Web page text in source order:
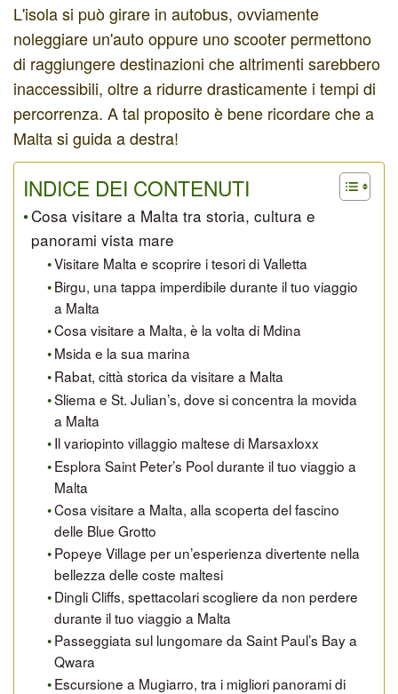
L'isola si può girare in autobus, ovviamente
noleggiare un'auto oppure uno scooter permettono
di raggiungere destinazioni che altrimenti sarebbero
inaccessibili, oltre a ridurre drasticamente i tempi di
percorrenza. A tal proposito è bene ricordare che a
Malta si guida a destra!
INDICE DEI CONTENUTI
Cosa visitare a Malta tra storia, cultura e
panorami vista mare
Visitare Malta e scoprire i tesori di Valletta
Birgu, una tappa imperdibile durante il tuo viaggio
a Malta
Cosa visitare a Malta, è la volta di Mdina
Msida e la sua marina
Rabat, città storica da visitare a Malta
Sliema e St. Julian’s, dove si concentra la movida
a Malta
Il variopinto villaggio maltese di Marsaxloxx
Esplora Saint Peter’s Pool durante il tuo viaggio a
Malta
Cosa visitare a Malta, alla scoperta del fascino
delle Blue Grotto
Popeye Village per un’esperienza divertente nella
bellezza delle coste maltesi
Dingli Cliffs, spettacolari scogliere da non perdere
durante il tuo viaggio a Malta
Passeggiata sul lungomare da Saint Paul’s Bay a
Qwara
Escursione a Mugiarro, tra i migliori panorami di